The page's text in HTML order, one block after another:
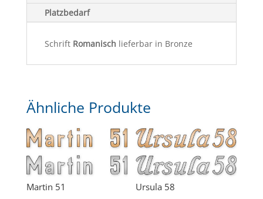
Platzbedarf
Schrift Romanisch lieferbar in Bronze
Ähnliche Produkte
Martin 51 Ursula 58